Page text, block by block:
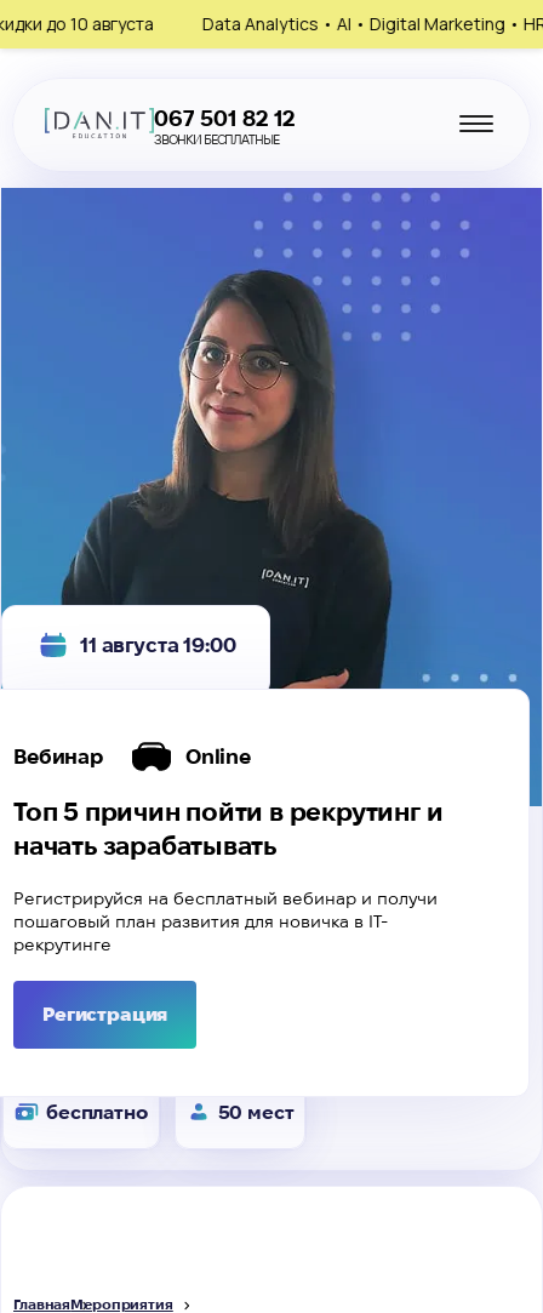
10 августа Data Analytics • AI • Digital Marketing • HR
067 501 82 12
ЗВОНКИ БЕСПЛАТНЫЕ
Вебинар Online
Топ 5 причин пойти в рекрутинг и
начать зарабатывать
Регистрируйся на бесплатный вебинар и получи
пошаговый план развития для новичка в IТ-
рекрутинге
Регистрация
бесплатно 50 мест
11 августа 19:00
ГлавнаяМероприятия